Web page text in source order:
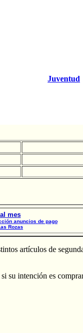
Juventud
mes
anuncios de pago
Rozas
artículos de
intención es